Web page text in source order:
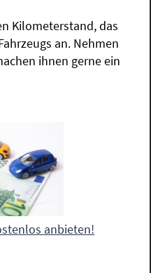
Kilometerstand, das
an. Nehmen
ihnen gerne ein
anbieten!